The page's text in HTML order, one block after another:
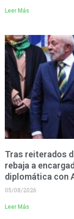
Leer Más
Tras reiterados
rebaja a
diplomática con
05/08/2026
Leer Más